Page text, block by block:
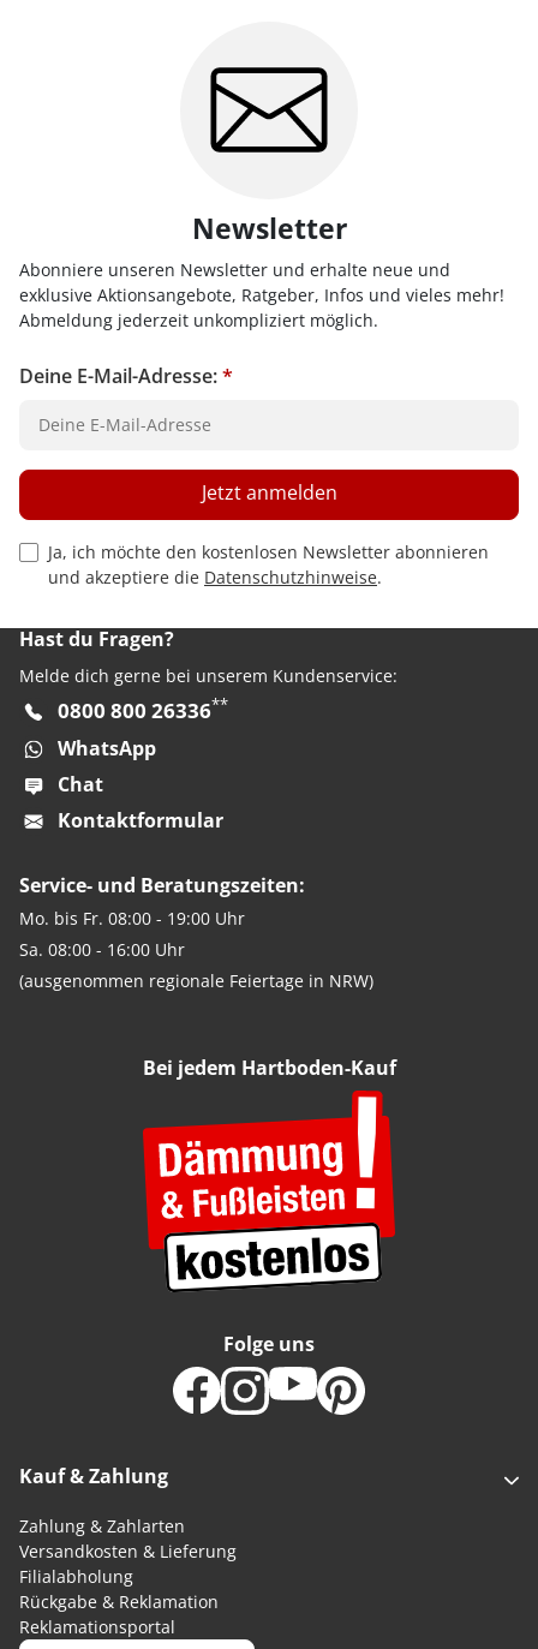
Newsletter
Abonniere unseren Newsletter und erhalte neue und
exklusive Aktionsangebote, Ratgeber, Infos und vieles mehr!
Abmeldung jederzeit unkompliziert möglich.
Deine E-Mail-Adresse:*
Privacy Policy Checkbox
Ja, ich möchte den kostenlosen Newsletter abonnieren
und akzeptiere die Datenschutzhinweise.
Jetzt anmelden
Hast du Fragen?
Melde dich gerne bei unserem Kundenservice:
0800 800 26336**
WhatsApp
Chat
Kontaktformular
Service- und Beratungszeiten:
Mo. bis Fr. 08:00 - 19:00 Uhr
Sa. 08:00 - 16:00 Uhr
(ausgenommen regionale Feiertage in NRW)
Bei jedem Hartboden-Kauf
Kauf & Zahlung
Zahlung & Zahlarten
Versandkosten & Lieferung
Filialabholung
Rückgabe & Reklamation
Reklamationsportal
Folge uns